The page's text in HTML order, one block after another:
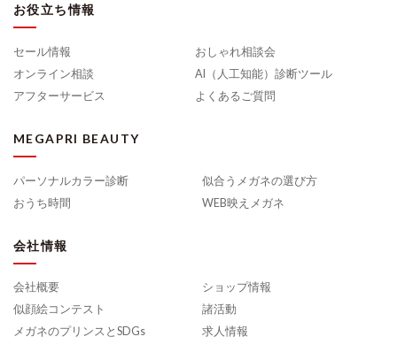
お役立ち情報
セール情報
おしゃれ相談会
オンライン相談
AI（人工知能）診断ツール
アフターサービス
よくあるご質問
MEGAPRI BEAUTY
パーソナルカラー診断
似合うメガネの選び方
おうち時間
WEB映えメガネ
会社情報
会社概要
ショップ情報
似顔絵コンテスト
諸活動
メガネのプリンスとSDGs
求人情報